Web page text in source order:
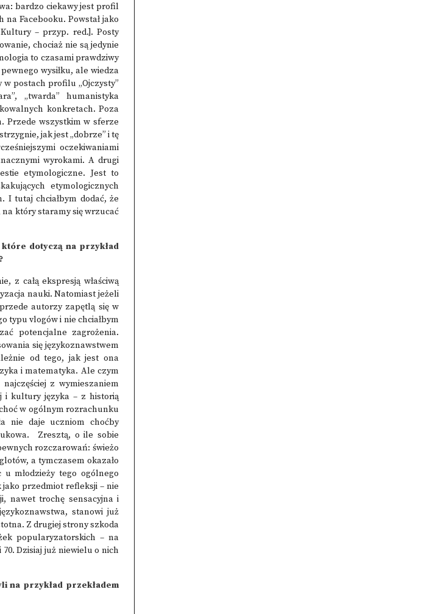
bardzo ciekawy jest profil
na Facebooku. Powstał jako
– przyp. red.]. Posty
chociaż nie są jedynie
to czasami prawdziwy
wysiłku, ale wiedza
postach profilu „Ojczysty”
„twarda” humanistyka
konkretach. Poza
Przede wszystkim w sferze
jak jest „dobrze” i tę
oczekiwaniami
wyrokami. A drugi
etymologiczne. Jest to
etymologicznych
I tutaj chciałbym dodać, że
który staramy się wrzucać
które dotyczą na przykład
z całą ekspresją właściwą
nauki. Natomiast jeżeli
autorzy zapętlą się w
typu vlogów i nie chciałbym
potencjalne zagrożenia.
się językoznawstwem
od tego, jak jest ona
i matematyka. Ale czym
z wymieszaniem
i kultury języka – z historią
w ogólnym rozrachunku
nie daje uczniom choćby
Zresztą, o ile sobie
rozczarowań: świeżo
a tymczasem okazało
młodzieży tego ogólnego
jako przedmiot refleksji – nie
nawet trochę sensacyjna i
stanowi już
Z drugiej strony szkoda
popularyzatorskich – na
Dzisiaj już niewielu o nich
na przykład przekładem